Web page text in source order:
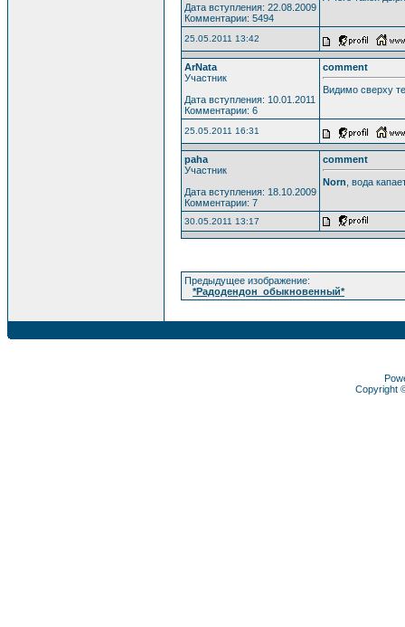
Дата вступления: 22.08.2009
Комментарии: 5494
25.05.2011 13:42
ArNata
Участник
Дата вступления: 10.01.2011
Комментарии: 6
comment
Видимо сверху
25.05.2011 16:31
paha
Участник
Дата вступления: 18.10.2009
Комментарии: 7
comment
Norn , вода
30.05.2011 13:17
Предыдущее изображение:
*Радодендон_обыкновенный*
Copyright